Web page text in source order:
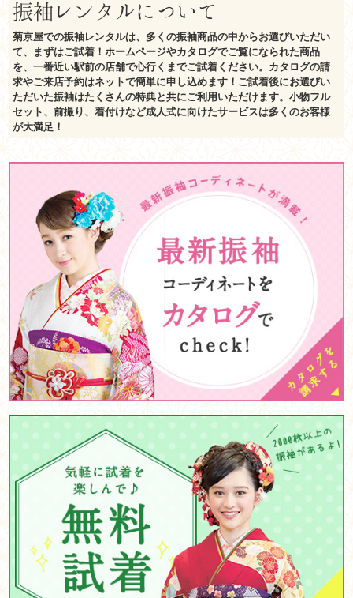
振袖レンタルについて
菊京屋での振袖レンタルは、多くの振袖商品の中からお選びいただい
て、まずはご試着！ホームページやカタログでご覧になられた商品
を、一番近い駅前の店舗で心行くまでご試着ください。カタログの請
求やご来店予約はネットで簡単に申し込めます！ご試着後にお選びい
ただいた振袖はたくさんの特典と共にご利用いただけます。小物フル
セット、前撮り、着付けなど成人式に向けたサービスは多くのお客様
が大満足！